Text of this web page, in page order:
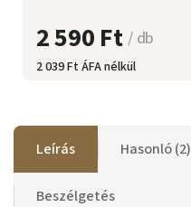
2 590 Ft/ db
2 039 Ft ÁFA nélkül
Leírás Hasonló (2)
Beszélgetés